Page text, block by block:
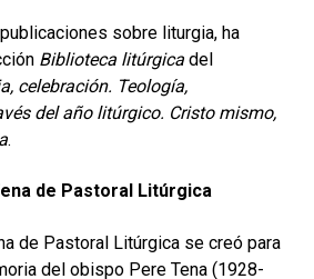
sobre liturgia, ha
Biblioteca litúrgica del
celebración. Teología,
del año litúrgico. Cristo mismo,
.
de Pastoral Litúrgica
de Pastoral Litúrgica se creó para
del obispo Pere Tena (1928-